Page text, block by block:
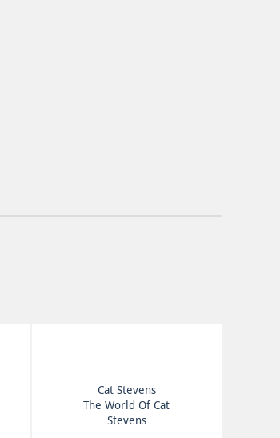
Cat Stevens
The World Of Cat
Stevens